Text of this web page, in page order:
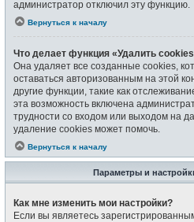
администратор отключил эту функцию.
Вернуться к началу
Что делает функция «Удалить
Она удаляет все созданные cookies,
оставаться авторизованным на этой
другие функции, такие как
эта возможность включена
трудности со входом или выходом на
удаление cookies может помочь.
Вернуться к началу
Параметры и
Как мне изменить мои настройки?
Если вы являетесь